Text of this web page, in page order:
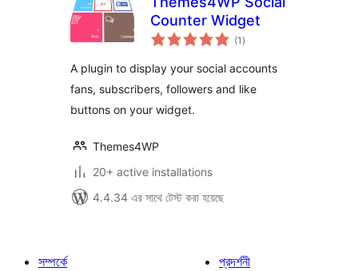
Counter Widget
(1 total
ratings
)
A plugin to display your social accounts
fans, subscribers, followers and like
buttons on your widget.
Themes4WP
20+ active installations
4.4.34 এর সাথে টেস্ট করা হয়েছে
সম্পর্কে
প্রদর্শনী